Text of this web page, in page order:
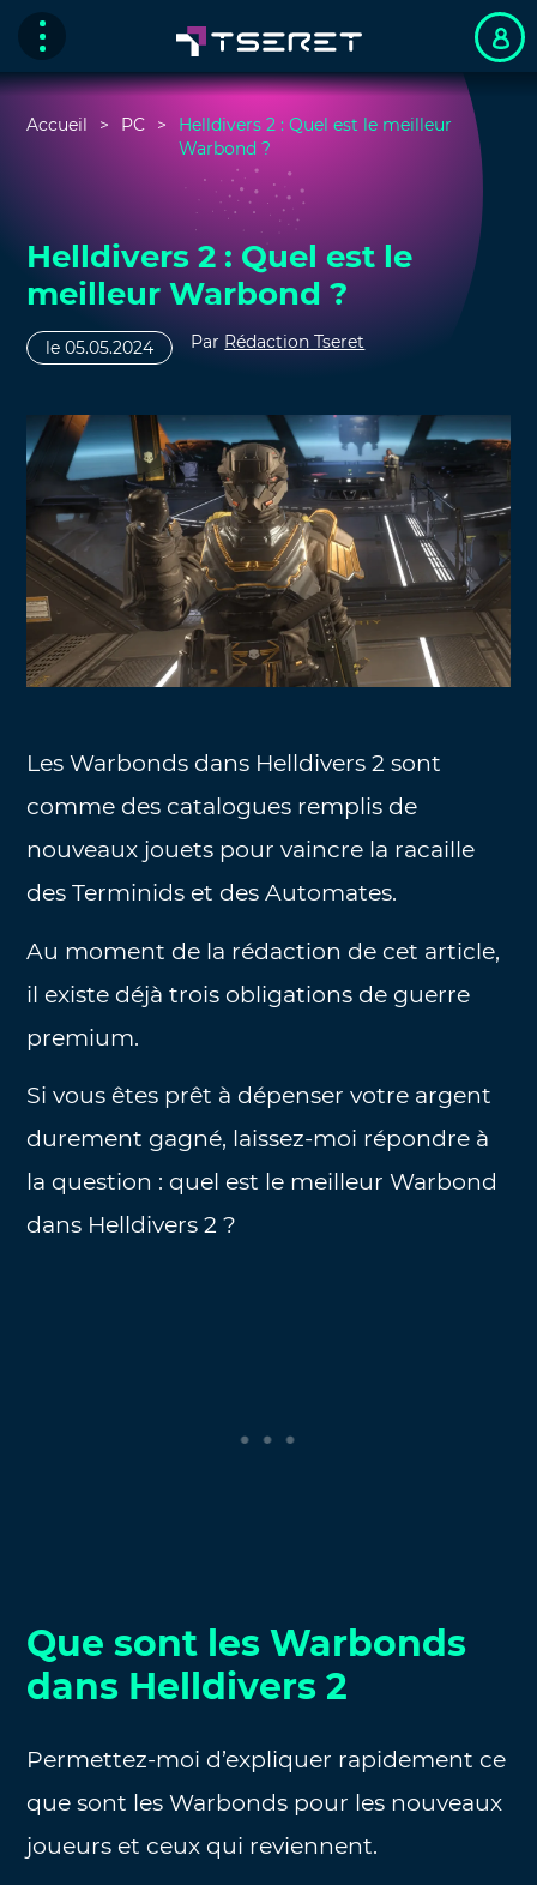
Accueil PC
Helldivers 2 : Quel est le meilleur
Warbond ?
Helldivers 2 : Quel est le
meilleur Warbond ?
le 05.05.2024 Par Rédaction Tseret
Les Warbonds dans Helldivers 2 sont
comme des catalogues remplis de
nouveaux jouets pour vaincre la racaille
des Terminids et des Automates.
Au moment de la rédaction de cet article,
il existe déjà trois obligations de guerre
premium.
Si vous êtes prêt à dépenser votre argent
durement gagné, laissez-moi répondre à
la question : quel est le meilleur Warbond
dans Helldivers 2 ?
Que sont les Warbonds
dans Helldivers 2
Permettez-moi d’expliquer rapidement ce
que sont les Warbonds pour les nouveaux
joueurs et ceux qui reviennent.